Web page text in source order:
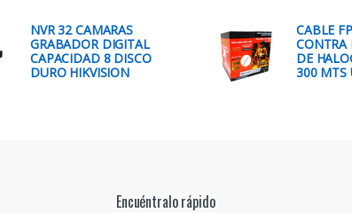
NVR 32 CAMARAS
GRABADOR DIGITAL
CAPACIDAD 8 DISCO
DURO HIKVISION
CABLE
CONTRA
DE
300 MTS
Encuéntralo rápido